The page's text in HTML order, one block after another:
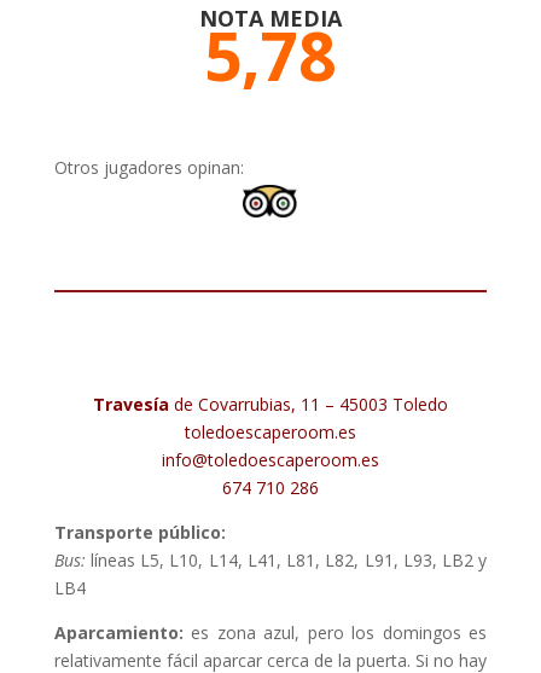
NOTA MEDIA
5,78
Otros jugadores opinan:
Travesía de Covarrubias, 11 – 45003 Toledo
toledoescaperoom.es
info@toledoescaperoom.es
674 710 286
Transporte público:
Bus:líneas L5, L10, L14, L41, L81, L82, L91, L93, LB2 y
LB4
Aparcamiento: es zona azul, pero los domingos es
relativamente fácil aparcar cerca de la puerta. Si no hay